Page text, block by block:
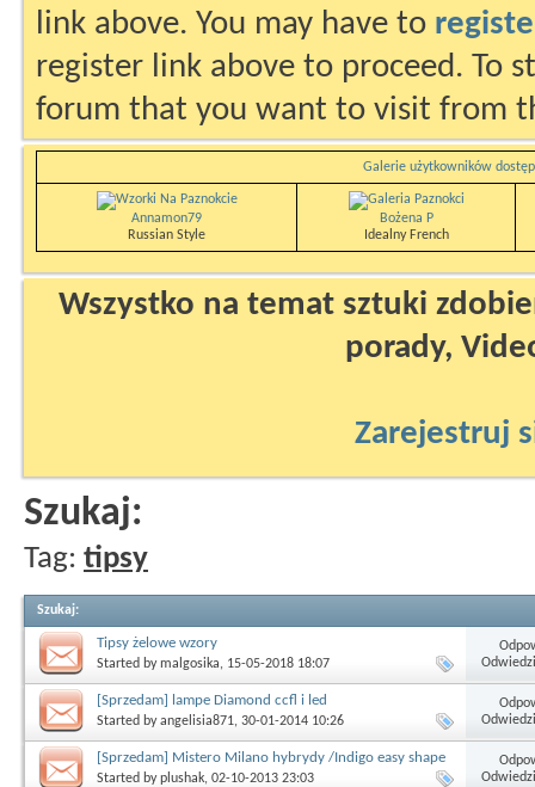
link above. You may have to
register link above to proceed. To
forum that you want to visit from
Galerie użytkowników
Annamon79
Russian Style
Bożena P
Idealny French
Wszystko na temat sztuki
porady,
Zarejestruj
Szukaj:
Tag: tipsy
Szukaj:
Tipsy żelowe wzory
Started bymalgosika, 15-05-2018 18:07
[Sprzedam] lampe Diamond ccfl i led
Started byangelisia871, 30-01-2014 10:26
[Sprzedam] Mistero Milano hybrydy /Indigo easy shape
Started byplushak, 02-10-2013 23:03